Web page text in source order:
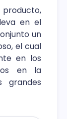
producto,
en el
un
el cual
en los
en la
grandes